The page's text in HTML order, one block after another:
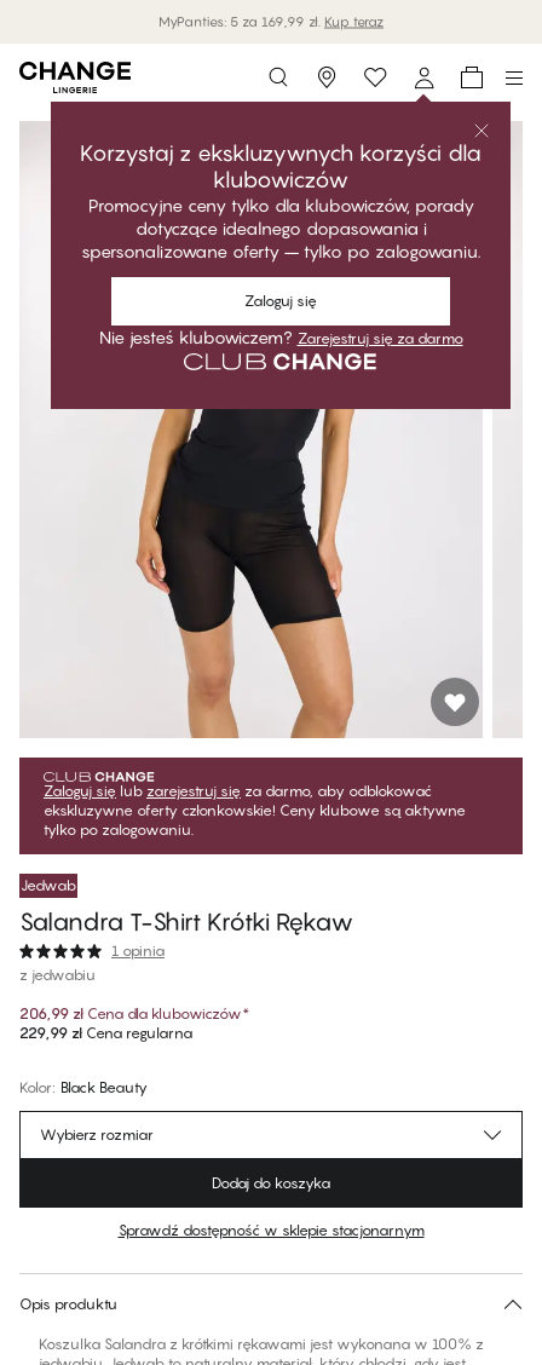
MyPanties: 5 za 169,99 zł. Kup teraz
Storefinder
Korzystaj z ekskluzywnych korzyści dla
klubowiczów
Promocyjne ceny tylko dla klubowiczów, porady
dotyczące idealnego dopasowania i
spersonalizowane oferty – tylko po zalogowaniu.
Zaloguj się
Nie jesteś klubowiczem? Zarejestruj się za darmo
Zaloguj się lub zarejestruj się za darmo, aby odblokować
ekskluzywne oferty członkowskie! Ceny klubowe są aktywne
tylko po zalogowaniu.
Jedwab
Salandra T-Shirt Krótki Rękaw
1 opinia
z jedwabiu
206,99 zł Cena dla klubowiczów*
229,99 złCena regularna
Kolor: Black Beauty
Brak sugerowanego rozmiaru dla tego produktu
Wybierz rozmiar
Dodaj do koszyka
Sprawdź dostępność w sklepie stacjonarnym
Opis produktu
Koszulka Salandra z krótkimi rękawami jest wykonana w 100% z